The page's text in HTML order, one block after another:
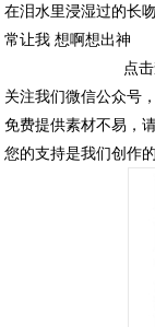
在泪水里浸湿过的长吻
常让我 想啊想出神
点
关注我们微信公众号
免费提供素材不易，
您的支持是我们创作